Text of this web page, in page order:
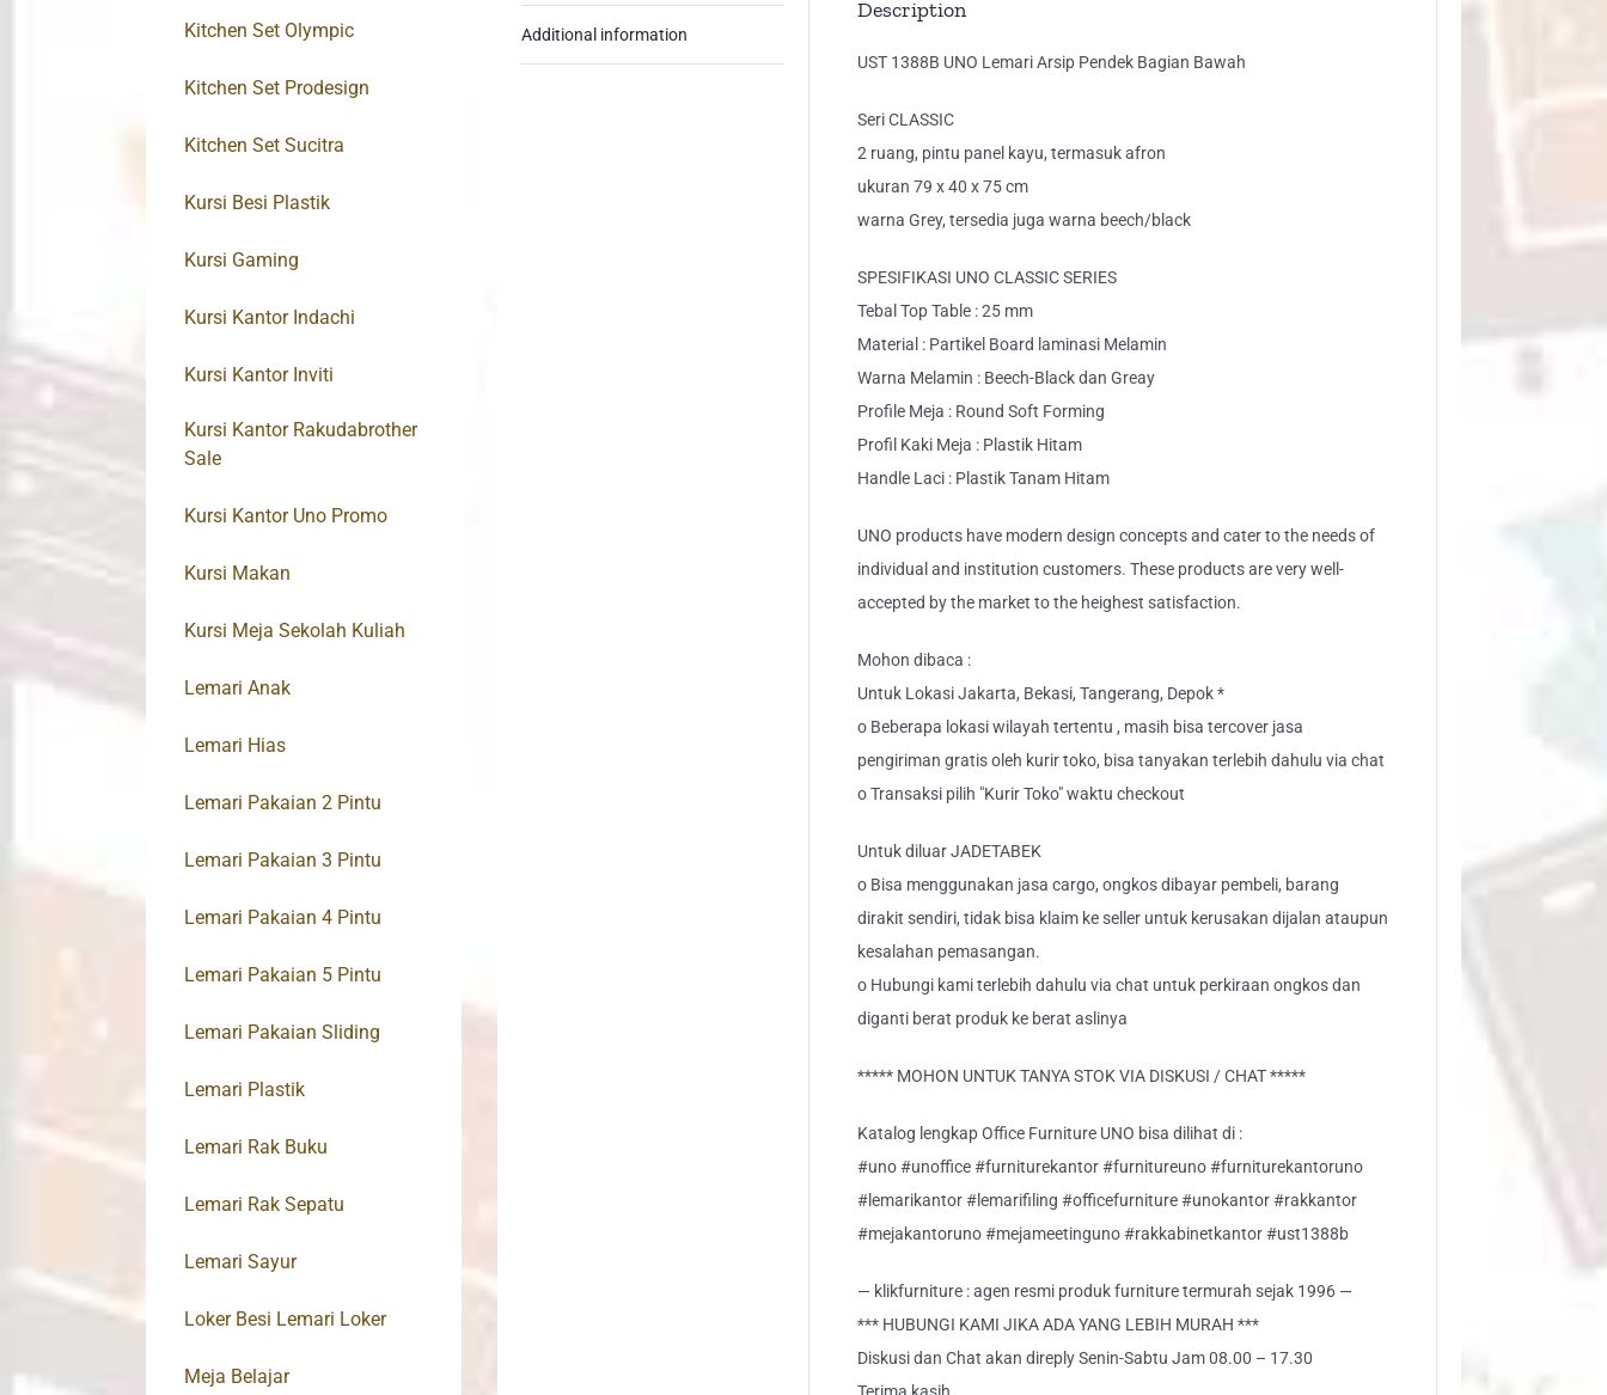
Additional information
Description
UST 1388B UNO Lemari Arsip Pendek Bagian Bawah
Seri CLASSIC
2 ruang, pintu panel kayu, termasuk afron
ukuran 79 x 40 x 75 cm
warna Grey, tersedia juga warna beech/black
SPESIFIKASI UNO CLASSIC SERIES
Tebal Top Table : 25 mm
Material : Partikel Board laminasi Melamin
Warna Melamin : Beech-Black dan Greay
Profile Meja : Round Soft Forming
Profil Kaki Meja : Plastik Hitam
Handle Laci : Plastik Tanam Hitam
UNO products have modern design concepts and cater to the needs of
individual and institution customers. These products are very well-
accepted by the market to the heighest satisfaction.
Mohon dibaca :
Untuk Lokasi Jakarta, Bekasi, Tangerang, Depok *
o Beberapa lokasi wilayah tertentu , masih bisa tercover jasa
pengiriman gratis oleh kurir toko, bisa tanyakan terlebih dahulu via chat
o Transaksi pilih "Kurir Toko" waktu checkout
Untuk diluar JADETABEK
o Bisa menggunakan jasa cargo, ongkos dibayar pembeli, barang
dirakit sendiri, tidak bisa klaim ke seller untuk kerusakan dijalan ataupun
kesalahan pemasangan.
o Hubungi kami terlebih dahulu via chat untuk perkiraan ongkos dan
diganti berat produk ke berat aslinya
***** MOHON UNTUK TANYA STOK VIA DISKUSI / CHAT *****
Katalog lengkap Office Furniture UNO bisa dilihat di :
#uno #unoffice #furniturekantor #furnitureuno #furniturekantoruno
#lemarikantor #lemarifiling #officefurniture #unokantor #rakkantor
#mejakantoruno #mejameetinguno #rakkabinetkantor #ust1388b
— klikfurniture : agen resmi produk furniture termurah sejak 1996 —
*** HUBUNGI KAMI JIKA ADA YANG LEBIH MURAH ***
Diskusi dan Chat akan direply Senin-Sabtu Jam 08.00 – 17.30
Kitchen Set Olympic
Kitchen Set Prodesign
Kitchen Set Sucitra
Kursi Besi Plastik
Kursi Gaming
Kursi Kantor Indachi
Kursi Kantor Inviti
Kursi Kantor Rakudabrother
Sale
Kursi Kantor Uno Promo
Kursi Makan
Kursi Meja Sekolah Kuliah
Lemari Anak
Lemari Hias
Lemari Pakaian 2 Pintu
Lemari Pakaian 3 Pintu
Lemari Pakaian 4 Pintu
Lemari Pakaian 5 Pintu
Lemari Pakaian Sliding
Lemari Plastik
Lemari Rak Buku
Lemari Rak Sepatu
Lemari Sayur
Loker Besi Lemari Loker
Meja Belajar